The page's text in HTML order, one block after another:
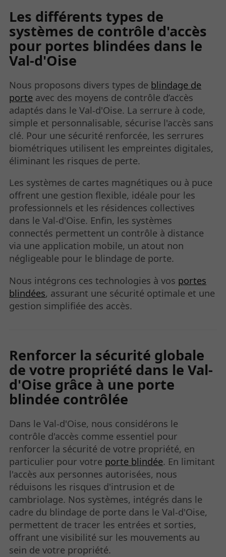
Les différents types de
systèmes de contrôle d'accès
pour portes blindées dans le
Val-d'Oise
Nous proposons divers types de blindage de
porte avec des moyens de contrôle d’accès
adaptés dans le Val-d'Oise. La serrure à code,
simple et personnalisable, sécurise l'accès sans
clé. Pour une sécurité renforcée, les serrures
biométriques utilisent les empreintes digitales,
éliminant les risques de perte.
Les systèmes de cartes magnétiques ou à puce
offrent une gestion flexible, idéale pour les
professionnels et les résidences collectives
dans le Val-d'Oise. Enfin, les systèmes
connectés permettent un contrôle à distance
via une application mobile, un atout non
négligeable pour le blindage de porte.
Nous intégrons ces technologies à vos portes
blindées, assurant une sécurité optimale et une
gestion simplifiée des accès.
Renforcer la sécurité globale
de votre propriété dans le Val-
d'Oise grâce à une porte
blindée contrôlée
Dans le Val-d'Oise, nous considérons le
contrôle d'accès comme essentiel pour
renforcer la sécurité de votre propriété, en
particulier pour votre porte blindée. En limitant
l'accès aux personnes autorisées, nous
réduisons les risques d'intrusion et de
cambriolage. Nos systèmes, intégrés dans le
cadre du blindage de porte dans le Val-d'Oise,
permettent de tracer les entrées et sorties,
offrant une visibilité sur les mouvements au
sein de votre propriété.